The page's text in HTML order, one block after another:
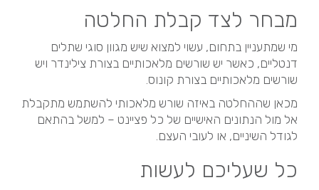
מבחר לצד קבלת החלטה
מי שמתעניין בתחום, עשוי למצוא שיש מגוון סוגי שתלים
דנטליים, כאשר יש שורשים מלאכותיים בצורת צילינדר ויש
שורשים מלאכותיים בצורת קונוס.
מכאן שההחלטה באיזה שורש מלאכותי להשתמש מתקבלת
אל מול הנתונים האישיים של כל פציינט – למשל בהתאם
לגודל השיניים, או לעובי העצם.
כל שעליכם לעשות